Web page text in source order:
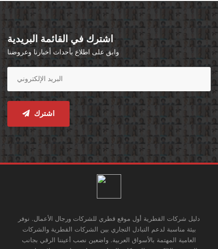
اشترك في القائمة البريدية
وابق على اطلاع بأحداث أخبارنا وعروضنا
اشترك
دليل شركات القطرية أول موقع قطري للشركات ورجال الأعمال. نوفر
بيئة مناسبة لدعم التبادل التجاري بين الشركات القطرية والشركات
العامية المهتمة بالأسواق العربية. واضعين نصب أعيننا الرقي بجانب